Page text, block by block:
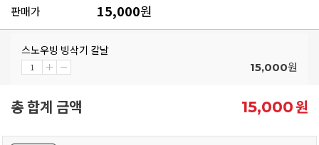
판매가 15,000원
스노우빙 빙삭기 칼날
15,000원
총 합계 금액 15,000원